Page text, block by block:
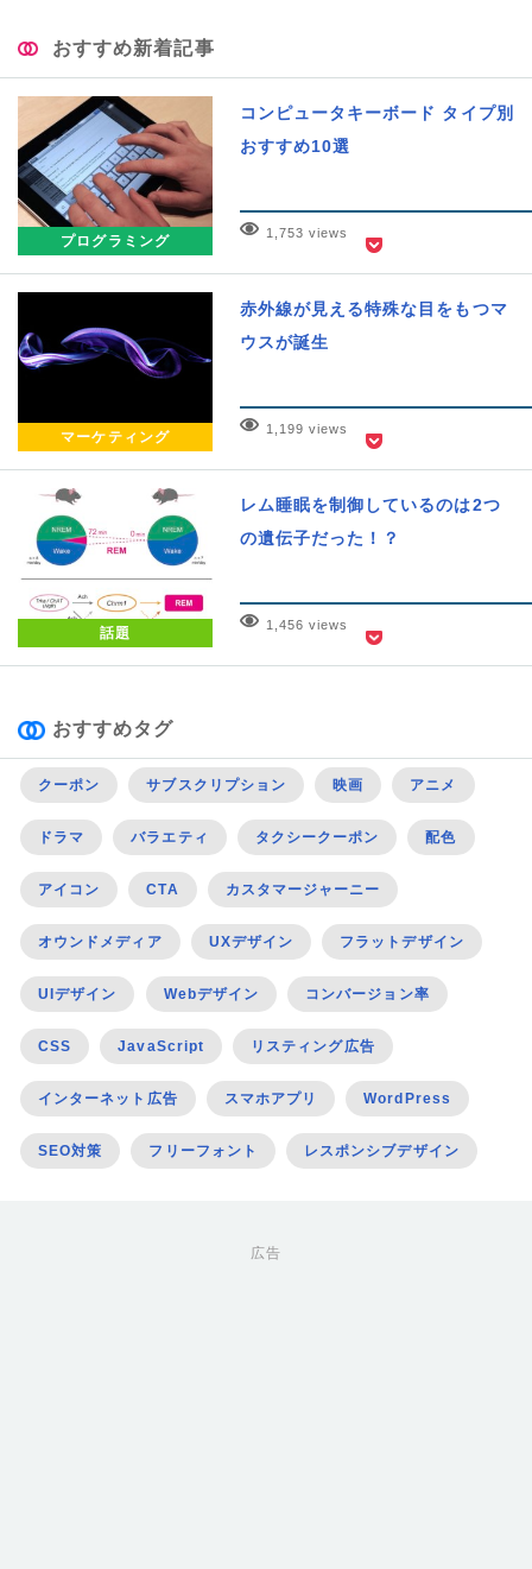
おすすめ新着記事
プログラミング
コンピュータキーボード タイプ別
おすすめ10選
1,753 views
マーケティング
赤外線が見える特殊な目をもつマ
ウスが誕生
1,199 views
話題
レム睡眠を制御しているのは2つ
の遺伝子だった！？
1,456 views
おすすめタグ
クーポン サブスクリプション 映画 アニメ
ドラマ バラエティ タクシークーポン 配色
アイコン CTA カスタマージャーニー
オウンドメディア UXデザイン フラットデザイン
UIデザイン Webデザイン コンバージョン率
CSS JavaScript リスティング広告
インターネット広告 スマホアプリ WordPress
SEO対策 フリーフォント レスポンシブデザイン
広告